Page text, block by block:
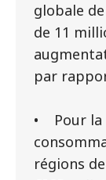
globale
de 11
par
• Pour la
régions